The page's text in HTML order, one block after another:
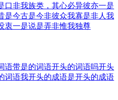
口非我族类，其心必异彼亦一是
是今古是今非彼众我寡是非人我
衷一是说是弄非惟我独尊
语带是的词语开头的词语吗开头
词语我开头的成语是开头的成语